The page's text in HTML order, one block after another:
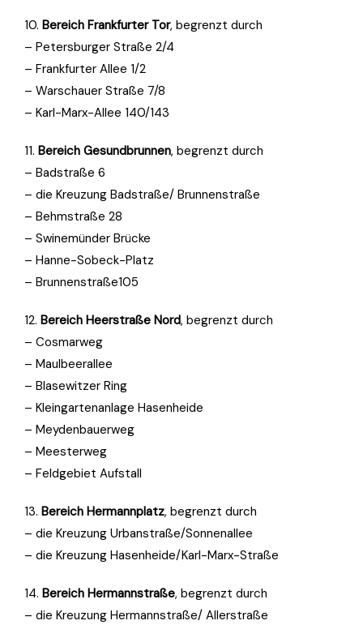
10. Bereich Frankfurter Tor, begrenzt durch
– Petersburger Straße 2/4
– Frankfurter Allee 1/2
– Warschauer Straße 7/8
– Karl-Marx-Allee 140/143
11. Bereich Gesundbrunnen, begrenzt durch
– Badstraße 6
– die Kreuzung Badstraße/ Brunnenstraße
– Behmstraße 28
– Swinemünder Brücke
– Hanne-Sobeck-Platz
– Brunnenstraße105
12. Bereich Heerstraße Nord, begrenzt durch
– Cosmarweg
– Maulbeerallee
– Blasewitzer Ring
– Kleingartenanlage Hasenheide
– Meydenbauerweg
– Meesterweg
– Feldgebiet Aufstall
13. Bereich Hermannplatz, begrenzt durch
– die Kreuzung Urbanstraße/Sonnenallee
– die Kreuzung Hasenheide/Karl-Marx-Straße
14. Bereich Hermannstraße, begrenzt durch
– die Kreuzung Hermannstraße/ Allerstraße